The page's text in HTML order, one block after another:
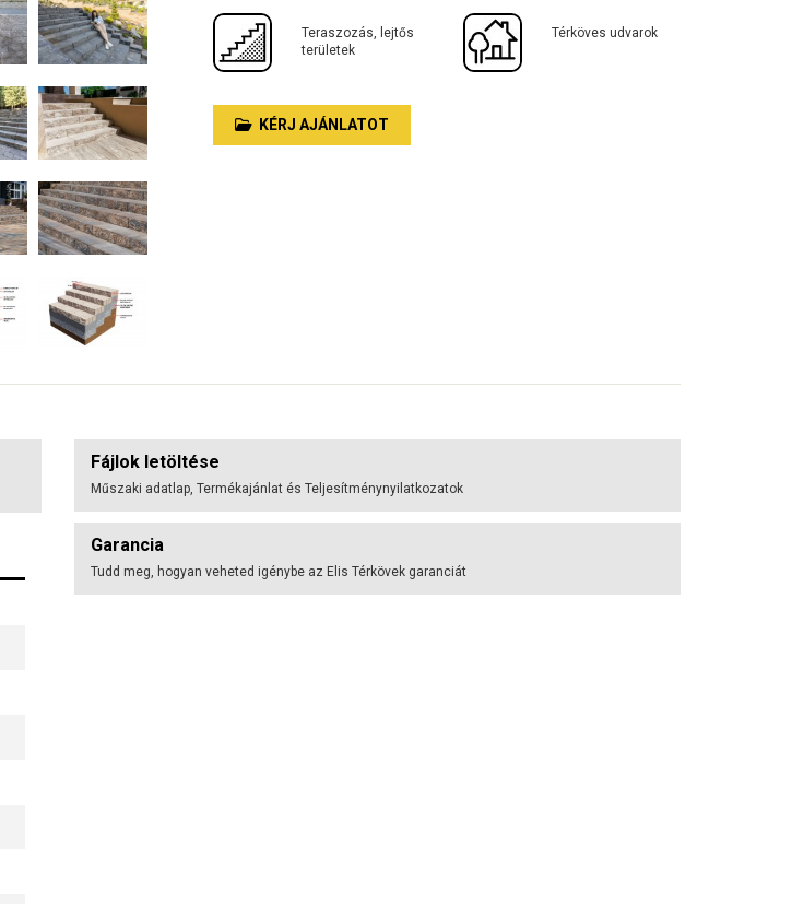
Teraszozás, lejtős
területek
Térköves udvarok
KÉRJ AJÁNLATOT
Fájlok letöltése
Műszaki adatlap, Termékajánlat és Teljesítménynyilatkozatok
Garancia
Tudd meg, hogyan veheted igénybe az Elis Térkövek garanciát